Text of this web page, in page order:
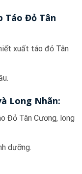
Táo Đỏ Tân
xuất táo đỏ Tân
Long Nhãn:
Đỏ Tân Cương, long
dưỡng.